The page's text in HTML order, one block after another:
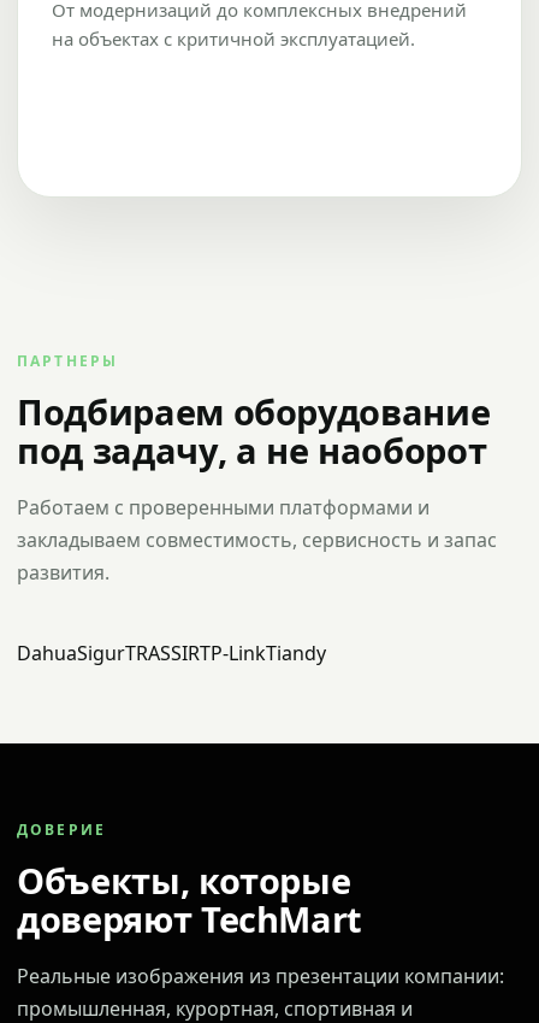
От модернизаций до комплексных внедрений
на объектах с критичной эксплуатацией.
ПАРТНЕРЫ
Подбираем оборудование
под задачу, а не наоборот
Работаем с проверенными платформами и
закладываем совместимость, сервисность и запас
развития.
DahuaSigurTRASSIRTP-LinkTiandy
ДОВЕРИЕ
Объекты, которые
доверяют TechMart
Реальные изображения из презентации компании:
промышленная, курортная, спортивная и